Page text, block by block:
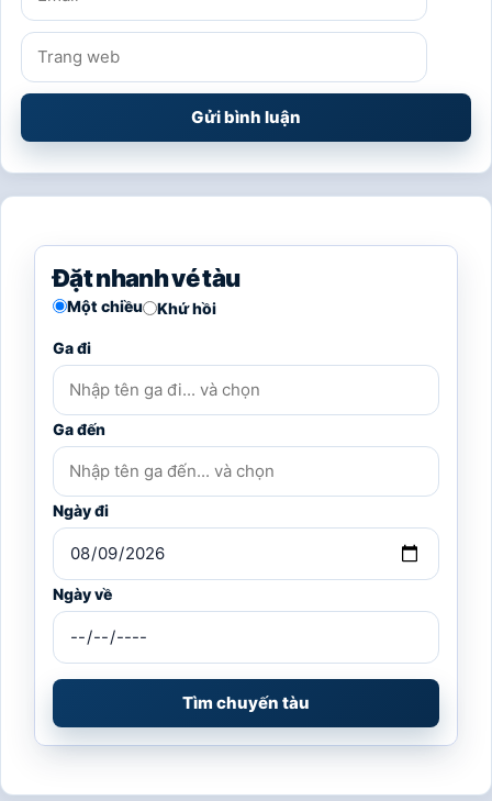
Trang
web
Đặt nhanh vé tàu
Một chiều Khứ hồi
Ga đi
Ga đến
Ngày đi
Ngày về
Tìm chuyến tàu